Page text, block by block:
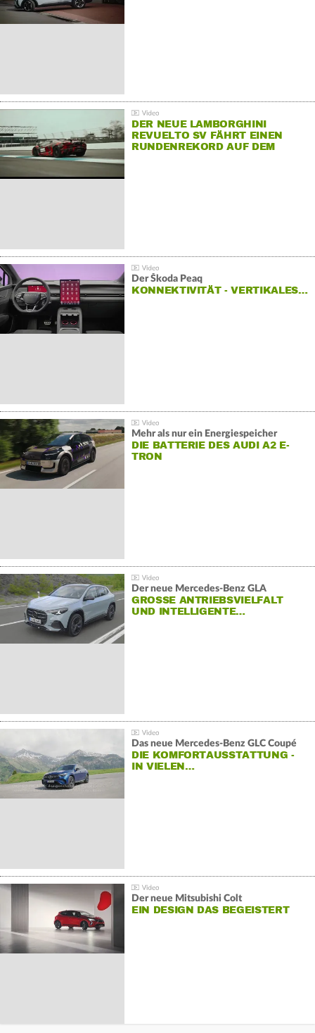
DER NEUE LAMBORGHINI
REVUELTO SV FÄHRT EINEN
RUNDENREKORD AUF DEM
Der Škoda Peaq
KONNEKTIVITÄT - VERTIKALES…
Mehr als nur ein Energiespeicher
DIE BATTERIE DES AUDI A2 E-
TRON
Der neue Mercedes-Benz GLA
GROSSE ANTRIEBSVIELFALT U
ND INTELLIGENTE…
Das neue Mercedes-Benz GLC Coupé
DIE KOMFORTAUSSTATTUNG -
IN VIELEN…
Der neue Mitsubishi Colt
EIN DESIGN DAS BEGEISTERT